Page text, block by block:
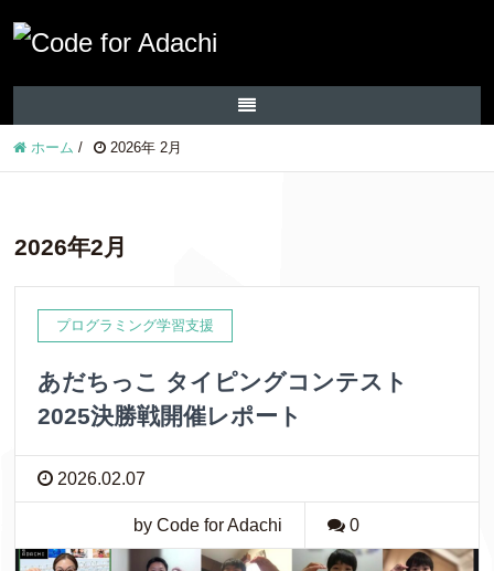
ホーム / 2026年 2月
2026年2月
プログラミング学習支援
あだちっこ タイピングコンテスト
2025決勝戦開催レポート
2026.02.07
by Code for Adachi 0